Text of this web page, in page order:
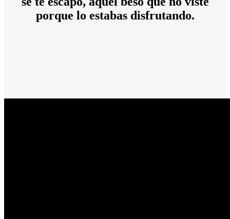
porque lo estabas disfrutando.